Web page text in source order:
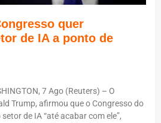
quer
de IA a ponto de
7 Ago (Reuters) – O
Trump, afirmou que o Congresso do
de IA “até acabar com ele”,